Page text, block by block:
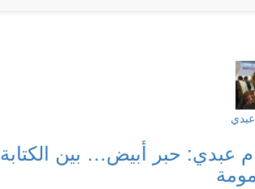
عبدي: حبر أبيض… بين الكتابة